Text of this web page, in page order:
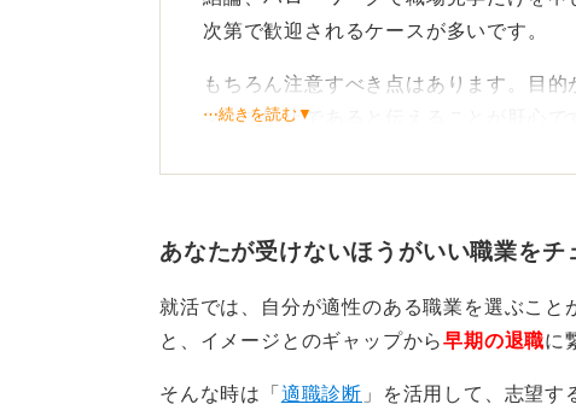
次第で歓迎されるケースが多いです。
もちろん注意すべき点はあります。目
マッチ防止であると伝えることが肝心で
もし、応募前提かを問われたら「見学
感謝の気持ちを行動で示し、全
見学は以下のように進めるのがおすすめ
①ハローワークの担当者に依頼して、「
⋯続きを読む▼
あなたが受けないほうがいい職業をチ
就活では、自分が適性のある職業を選ぶこ
と、イメージとのギャップから早期の退職に
そんな時は「 適職診断 」を活用して、志望す